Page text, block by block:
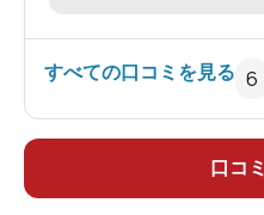
でした。塩素臭は少な目
露天には入浴剤浴槽が
が使われていました。
すべての口コミを見る 6
口コ